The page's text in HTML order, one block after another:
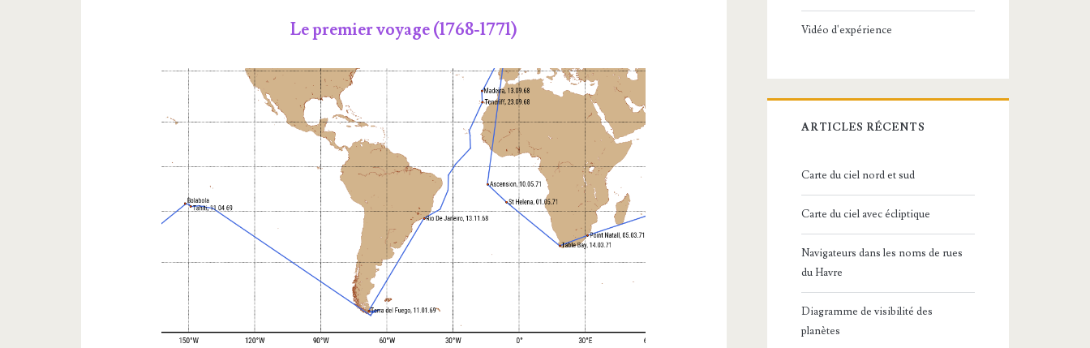
Le premier voyage (1768-1771) Vidéo d'expérience
ARTICLES RÉCENTS
Carte du ciel nord et sud
Carte du ciel avec écliptique
Navigateurs dans les noms de rues
du Havre
Diagramme de visibilité des
planètes